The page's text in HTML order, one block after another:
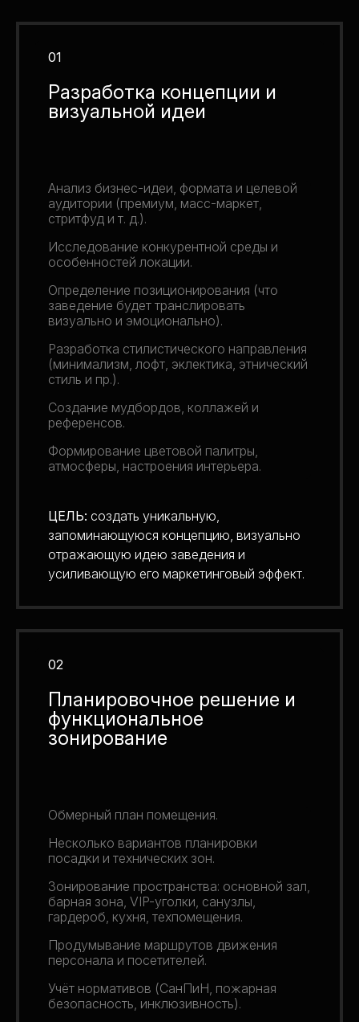
01
Разработка концепции и
визуальной идеи
Анализ бизнес-идеи, формата и целевой
аудитории (премиум, масс-маркет,
стритфуд и т. д.).
Исследование конкурентной среды и
особенностей локации.
Определение позиционирования (что
заведение будет транслировать
визуально и эмоционально).
Разработка стилистического направления
(минимализм, лофт, эклектика, этнический
стиль и пр.).
Создание мудбордов, коллажей и
референсов.
Формирование цветовой палитры,
атмосферы, настроения интерьера.
ЦЕЛЬ: создать уникальную,
запоминающуюся концепцию, визуально
отражающую идею заведения и
усиливающую его маркетинговый эффект.
02
Планировочное решение и
функциональное
зонирование
Обмерный план помещения.
Несколько вариантов планировки
посадки и технических зон.
Зонирование пространства: основной зал,
барная зона, VIP-уголки, санузлы,
гардероб, кухня, техпомещения.
Продумывание маршрутов движения
персонала и посетителей.
Учёт нормативов (СанПиН, пожарная
безопасность, инклюзивность).